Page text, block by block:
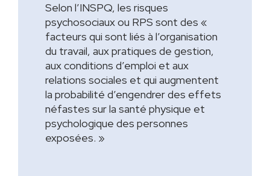
Selon l’INSPQ, les risques
psychosociaux ou RPS sont des «
facteurs qui sont liés à l’organisation
du travail, aux pratiques de gestion,
aux conditions d’emploi et aux
relations sociales et qui augmentent
la probabilité d’engendrer des effets
néfastes sur la santé physique et
psychologique des personnes
exposées. »